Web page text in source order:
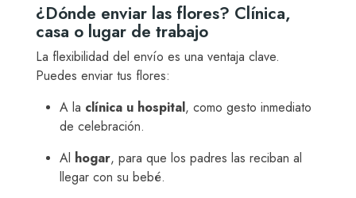
¿Dónde enviar las flores? Clínica,
casa o lugar de trabajo
La flexibilidad del envío es una ventaja clave.
Puedes enviar tus flores:
A la clínica u hospital, como gesto inmediato
de celebración.
Al hogar, para que los padres las reciban al
llegar con su bebé.